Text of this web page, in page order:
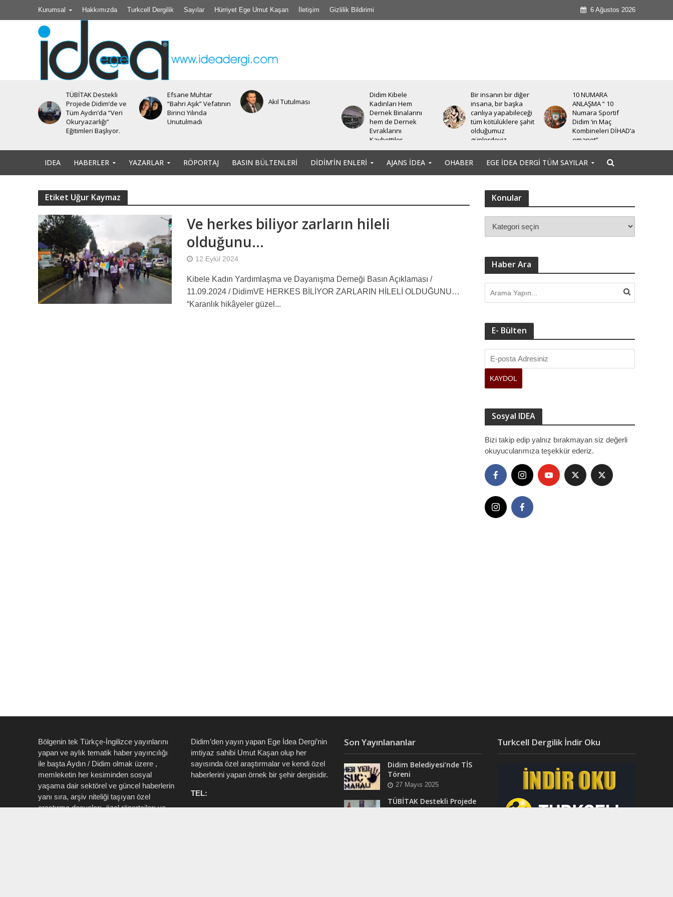
Kurumsal Hakkımızda Turkcell Dergilik Sayılar Hürriyet Ege Umut Kaşan İletişim Gizlilik Bildirimi 6 Ağustos 2026
TÜBİTAK Destekli
Projede Didim’de ve
Tüm Aydın’da “Veri
Okuryazarlığı”
Eğitimleri Başlıyor.
Efsane Muhtar
“Bahri Aşık” Vefatının
Birinci Yılında
Unutulmadı
Akıl Tutulması
Didim Kibele
Kadınları Hem
Dernek Binalarını
hem de Dernek
Evraklarını
Kaybettiler.
Bir insanın bir diğer
insana, bir başka
canlıya yapabileceği
tüm kötülüklere şahit
olduğumuz
günlerdeyiz.
10 NUMARA
ANLAŞMA “ 10
Numara Sportif
Didim ‘in Maç
Kombineleri DİHAD’a
emanet”
IDEA HABERLER YAZARLAR RÖPORTAJ BASIN BÜLTENLERI DIDIM’IN ENLERI AJANS İDEA OHABER EGE İDEA DERGI TÜM SAYILAR
Etiket Uğur Kaymaz
Ve herkes biliyor zarların hileli
olduğunu…
12 Eylül 2024
Kibele Kadın Yardımlaşma ve Dayanışma Derneği Basın Açıklaması /
11.09.2024 / DidimVE HERKES BİLİYOR ZARLARIN HİLELİ OLDUĞUNU…
“Karanlık hikâyeler güzel...
Konular
Haber Ara
E- Bülten
Sosyal IDEA
Bizi takip edip yalnız bırakmayan siz değerli
okuyucularımıza teşekkür ederiz.
Bölgenin tek Türkçe-İngilizce yayınlarını
yapan ve aylık tematik haber yayıncılığı
ile başta Aydın / Didim olmak üzere ,
memleketin her kesiminden sosyal
yaşama dair sektörel ve güncel haberlerin
yanı sıra, arşiv niteliği taşıyan özel
araştırma dosyaları, özel röportajları ve
Didim’den yayın yapan Ege İdea Dergi’nin
imtiyaz sahibi Umut Kaşan olup her
sayısında özel araştırmalar ve kendi özel
haberlerini yapan örnek bir şehir dergisidir.
TEL:
Son Yayınlananlar
Didim Belediyesi’nde TİS
Töreni
27 Mayıs 2025
TÜBİTAK Destekli Projede
Didim’de ve Tüm Aydın’da
Turkcell Dergilik İndir Oku